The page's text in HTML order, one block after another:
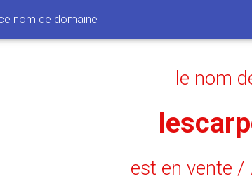
nom de domaine
le nom
est en vente /